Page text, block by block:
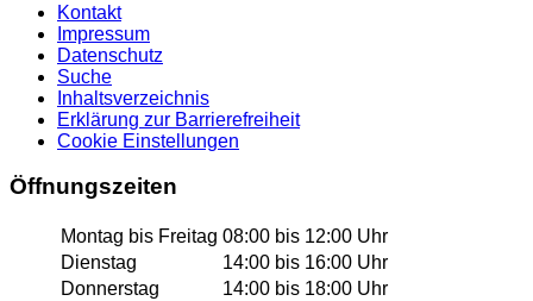
Kontakt
Impressum
Datenschutz
Suche
Inhaltsverzeichnis
Erklärung zur Barrierefreiheit
Cookie Einstellungen
Öffnungszeiten
Montag bis Freitag 08:00 bis 12:00 Uhr
Dienstag
14:00 bis 16:00 Uhr
Donnerstag
14:00 bis 18:00 Uhr